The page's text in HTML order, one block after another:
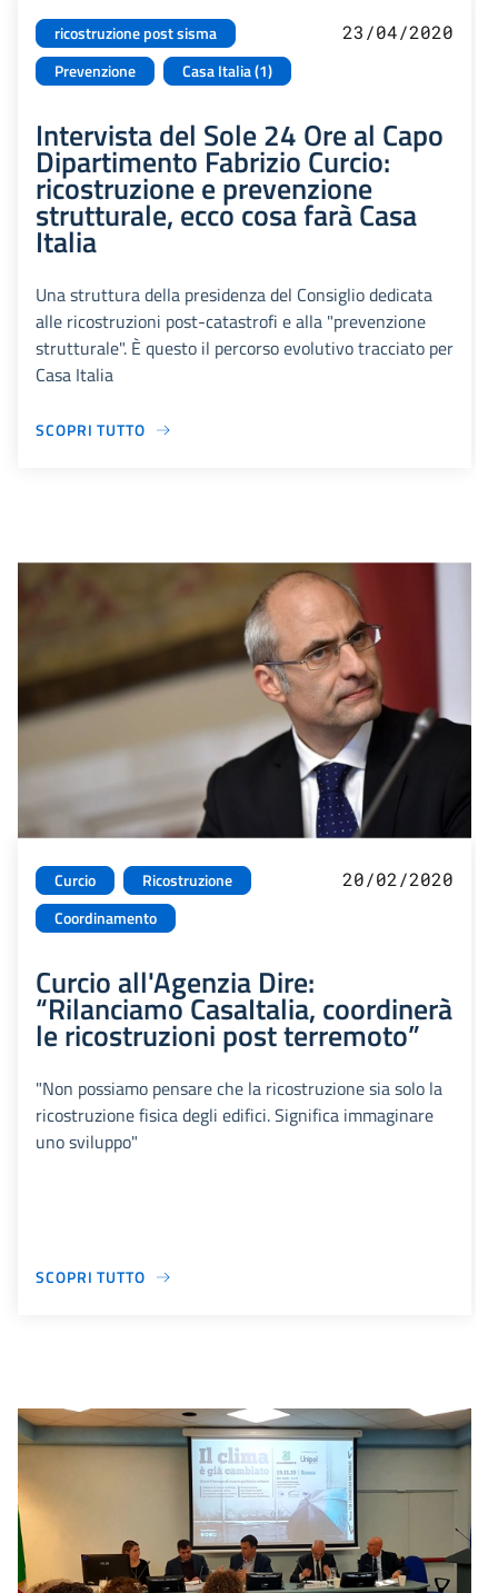
ricostruzione post sisma
Prevenzione
Casa Italia (1)
23/04/2020
Intervista del Sole 24 Ore al Capo
Dipartimento Fabrizio Curcio:
ricostruzione e prevenzione
strutturale, ecco cosa farà Casa
Italia
Una struttura della presidenza del Consiglio dedicata
alle ricostruzioni post-catastrofi e alla "prevenzione
strutturale". È questo il percorso evolutivo tracciato per
Casa Italia
SCOPRI TUTTO
Curcio
Ricostruzione
Coordinamento
20/02/2020
Curcio all'Agenzia Dire:
“Rilanciamo CasaItalia, coordinerà
le ricostruzioni post terremoto”
"Non possiamo pensare che la ricostruzione sia solo la
ricostruzione fisica degli edifici. Significa immaginare
uno sviluppo"
SCOPRI TUTTO